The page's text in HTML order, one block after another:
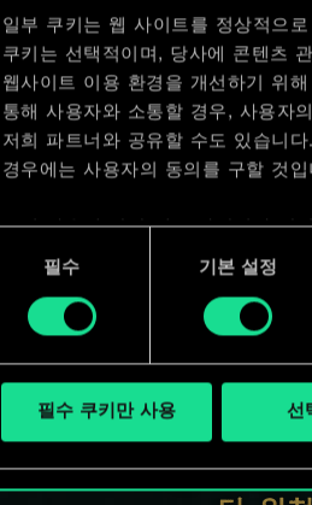
일부 쿠키는 웹 사이트를 정상적으
쿠키는 선택적이며, 당사에 콘텐츠
웹사이트 이용 환경을 개선하기 위
통해 사용자와 소통할 경우, 사용자
저희 파트너와 공유할 수도 있습니
경우에는 사용자의 동의를 구할 것입
쿠키 사용에 관한 세부 사항이나 관
확인할 수 있습니다.
필수 기본 설정
필수 쿠키만 사용 선